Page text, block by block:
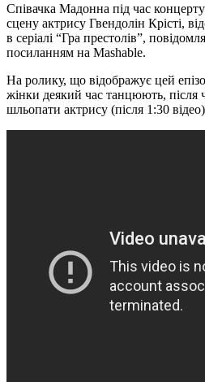
Співачка Мадонна під час
сцену актрису Гвендолін Крісті,
в серіалі “Гра престолів”,
посиланням на Mashable.
На ролику, що відображує цей
жінки деякий час танцюють, після
шльопати актрису (після 1:30